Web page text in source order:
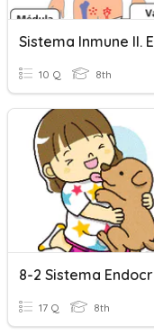
10 Q 8th
17 Q 8th